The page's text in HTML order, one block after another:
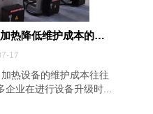
工业加热设备改造：电磁加热降低维护成本的四...
17
热设备的维护成本往往
企业在进行设备升级时...